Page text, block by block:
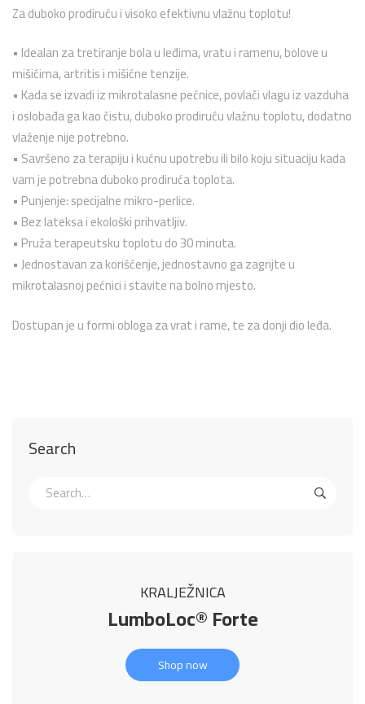
Search
KRALJEŽNICA
LumboLoc® Forte
Shop now
Za duboko prodiruću i visoko efektivnu vlažnu toplotu!
• Idealan za tretiranje bola u leđima, vratu i ramenu, bolove u
mišićima, artritis i mišićne tenzije.
• Kada se izvadi iz mikrotalasne pećnice, povlači vlagu iz vazduha
i oslobađa ga kao čistu, duboko prodiruću vlažnu toplotu, dodatno
vlaženje nije potrebno.
• Savršeno za terapiju i kućnu upotrebu ili bilo koju situaciju kada
vam je potrebna duboko prodiruća toplota.
• Punjenje: specijalne mikro-perlice.
• Bez lateksa i ekološki prihvatljiv.
• Pruža terapeutsku toplotu do 30 minuta.
• Jednostavan za korišćenje, jednostavno ga zagrijte u
mikrotalasnoj pećnici i stavite na bolno mjesto.
Dostupan je u formi obloga za vrat i rame, te za donji dio leđa.